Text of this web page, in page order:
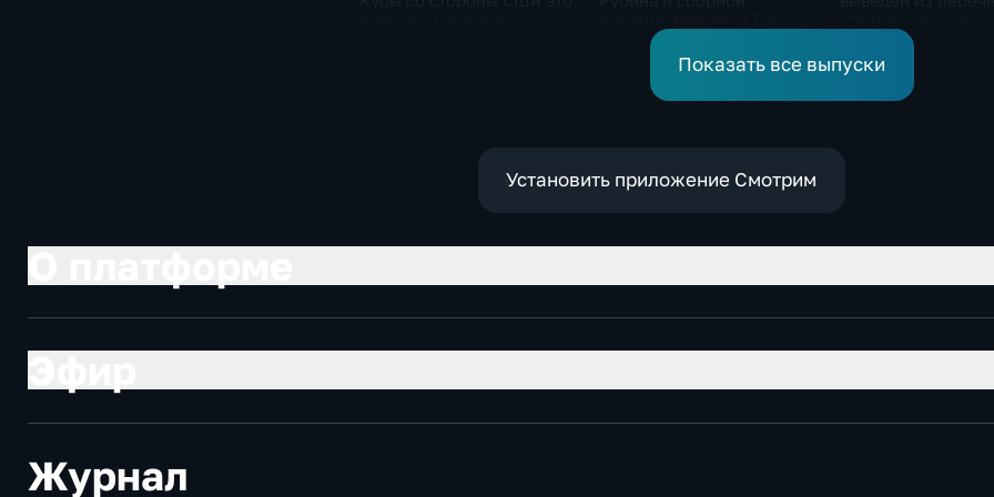
переше в Спартак за 11
миллионов евро
предприятий
Показать все выпуски
Установить приложение Смотрим
Журнал